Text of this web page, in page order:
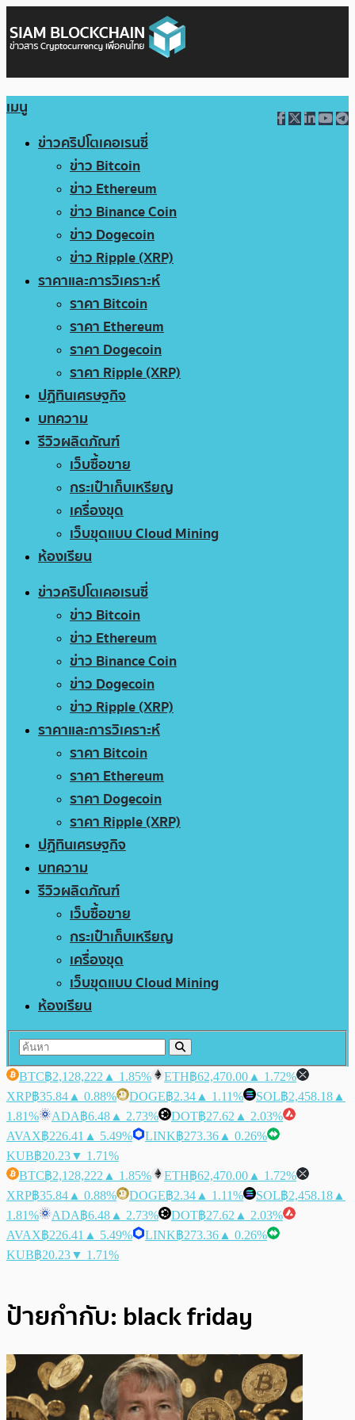
เมนู
ข่าวคริปโตเคอเรนซี่
ข่าว Bitcoin
ข่าว Ethereum
ข่าว Binance Coin
ข่าว Dogecoin
ข่าว Ripple (XRP)
ราคาและการวิเคราะห์
ราคา Bitcoin
ราคา Ethereum
ราคา Dogecoin
ราคา Ripple (XRP)
ปฏิทินเศรษฐกิจ
บทความ
รีวิวผลิตภัณฑ์
เว็บซื้อขาย
กระเป๋าเก็บเหรียญ
เครื่องขุด
เว็บขุดแบบ Cloud Mining
ห้องเรียน
ข่าวคริปโตเคอเรนซี่
ข่าว Bitcoin
ข่าว Ethereum
ข่าว Binance Coin
ข่าว Dogecoin
ข่าว Ripple (XRP)
ราคาและการวิเคราะห์
ราคา Bitcoin
ราคา Ethereum
ราคา Dogecoin
ราคา Ripple (XRP)
ปฏิทินเศรษฐกิจ
บทความ
รีวิวผลิตภัณฑ์
เว็บซื้อขาย
กระเป๋าเก็บเหรียญ
เครื่องขุด
เว็บขุดแบบ Cloud Mining
ห้องเรียน
BTC฿2,128,222 ▲ 1.85% ETH฿62,470.00 ▲ 1.72%
XRP฿35.84 ▲ 0.88% DOGE฿2.34 ▲ 1.11% SOL฿2,458.18 ▲
1.81%
ADA฿6.48 ▲ 2.73% DOT฿27.62 ▲ 2.03%
AVAX฿226.41 ▲ 5.49% LINK฿273.36 ▲ 0.26%
KUB฿20.23▼ 1.71%
BTC฿2,128,222 ▲ 1.85% ETH฿62,470.00 ▲ 1.72%
XRP฿35.84 ▲ 0.88% DOGE฿2.34 ▲ 1.11% SOL฿2,458.18 ▲
1.81%
ADA฿6.48 ▲ 2.73% DOT฿27.62 ▲ 2.03%
AVAX฿226.41 ▲ 5.49% LINK฿273.36 ▲ 0.26%
KUB฿20.23▼ 1.71%
ป้ายกำกับ: black friday